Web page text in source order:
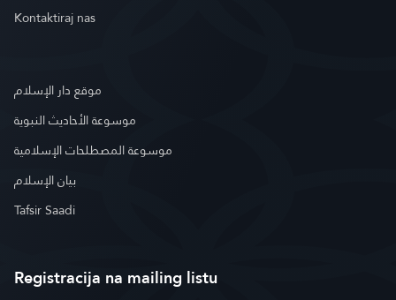
Kontaktiraj nas
موقع دار الإسلام
موسوعة الأحاديث النبوية
موسوعة المصطلحات الإسلامية
بيان الإسلام
Tafsir Saadi
Registracija na mailing listu